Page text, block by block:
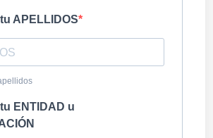
APELLIDOS
ENTIDAD u